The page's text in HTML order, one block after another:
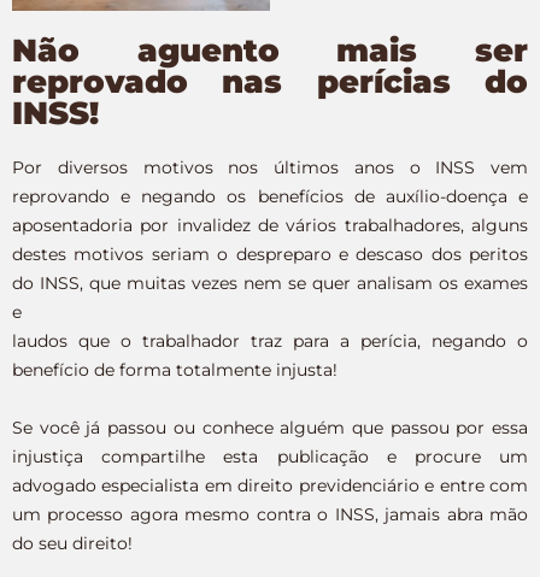
Não aguento mais ser
reprovado nas perícias do
INSS!
Por diversos motivos nos últimos anos o INSS vem
reprovando e negando os benefícios de auxílio-doença e
aposentadoria por invalidez de vários trabalhadores, alguns
destes motivos seriam o despreparo e descaso dos peritos
do INSS, que muitas vezes nem se quer analisam os exames
e
laudos que o trabalhador traz para a perícia, negando o
benefício de forma totalmente injusta!
Se você já passou ou conhece alguém que passou por essa
injustiça compartilhe esta publicação e procure um
advogado especialista em direito previdenciário e entre com
um processo agora mesmo contra o INSS, jamais abra mão
do seu direito!